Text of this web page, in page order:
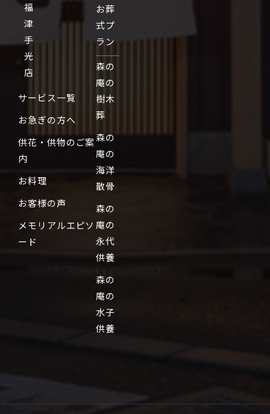
福
津
手
光
店
サービス一覧
お急ぎの方へ
供花・供物のご案
内
お料理
お客様の声
メモリアルエピソ
ード
お葬
式プ
ラン
森の
庵の
樹木
葬
森の
庵の
海洋
散骨
森の
庵の
永代
供養
森の
庵の
水子
供養